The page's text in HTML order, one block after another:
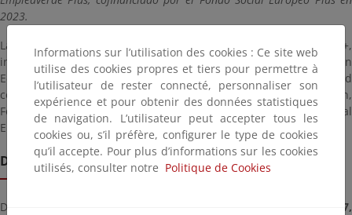
2023.
La convocatoria forma parte del Programa Empleaverde+,
iniciativa a través de la cual la FB del Ministerio para la Transición
Ecológica y el Reto Demográfico (MITECO) desarrolla su actividad
como Organismo Intermedio del Programa Empleo, Educación,
Formación y Economía Social (Programa EFESO) del Fondo Social
Europeo plus (FSE+) para el periodo de programación 2021-2027.
Date limite de remise
Deadline for submitting documents from
vendredi, novembre 17,
Informations sur l’utilisation des cookies : Ce site web
utilise des cookies propres et tiers pour permettre à
l’utilisateur de rester connecté, personnaliser son
expérience et pour obtenir des données statistiques
de navigation. L’utilisateur peut accepter tous les
cookies ou, s’il préfère, configurer le type de cookies
qu’il accepte. Pour plus d’informations sur les cookies
utilisés, consulter notre Politique de Cookies